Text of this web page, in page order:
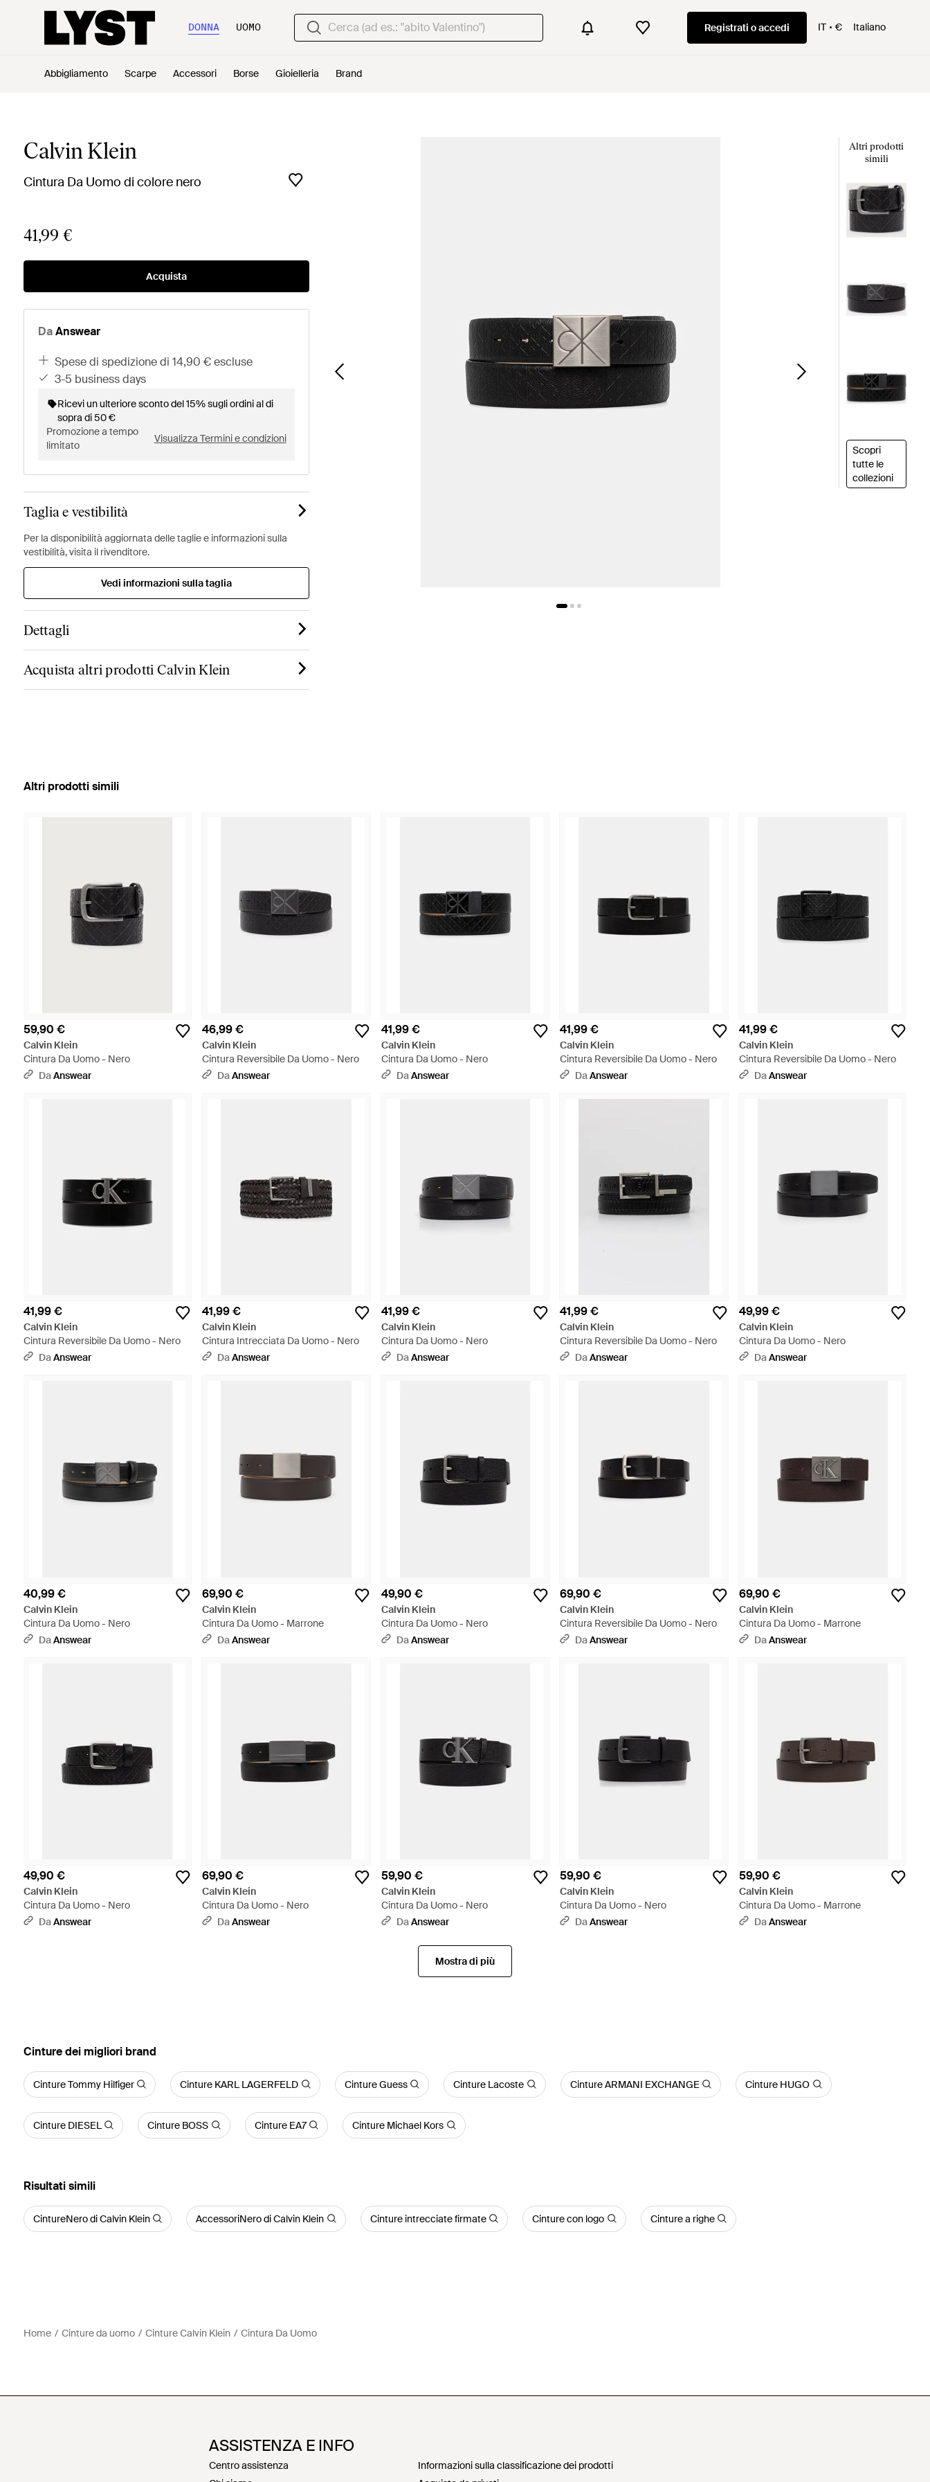
DONNA UOMO Registrati o accedi IT € Italiano
Abbigliamento Scarpe Accessori Borse Gioielleria Brand
Calvin Klein
Cintura Da Uomo di colore nero
41,99 €
Acquista
Da Answear
spese di spedizione di 14,90 € escluse
3-5 business days
Ricevi un ulteriore sconto del 15% sugli ordini al di
sopra di 50 €
Promozione a tempo
limitato
Visualizza Termini e condizioni
Taglia e vestibilità
Per la disponibilità aggiornata delle taglie e informazioni sulla
vestibilità, visita il rivenditore.
Vedi informazioni sulla taglia
Dettagli
Acquista altri prodotti Calvin Klein
Altri prodotti
simili
Scopri
tutte le
collezioni
Altri prodotti simili
59,90 €
Calvin Klein
Cintura Da Uomo - Nero
DaAnswear
46,99 €
Calvin Klein
Cintura Reversibile Da Uomo - Nero
DaAnswear
41,99 €
Calvin Klein
Cintura Da Uomo - Nero
DaAnswear
41,99 €
Calvin Klein
Cintura Reversibile Da Uomo - Nero
DaAnswear
41,99 €
Calvin Klein
Cintura Reversibile Da Uomo - Nero
DaAnswear
41,99 €
Calvin Klein
Cintura Reversibile Da Uomo - Nero
DaAnswear
41,99 €
Calvin Klein
Cintura Intrecciata Da Uomo - Nero
DaAnswear
41,99 €
Calvin Klein
Cintura Da Uomo - Nero
DaAnswear
41,99 €
Calvin Klein
Cintura Reversibile Da Uomo - Nero
DaAnswear
49,99 €
Calvin Klein
Cintura Da Uomo - Nero
DaAnswear
40,99 €
Calvin Klein
Cintura Da Uomo - Nero
DaAnswear
69,90 €
Calvin Klein
Cintura Da Uomo - Marrone
DaAnswear
49,90 €
Calvin Klein
Cintura Da Uomo - Nero
DaAnswear
69,90 €
Calvin Klein
Cintura Reversibile Da Uomo - Nero
DaAnswear
69,90 €
Calvin Klein
Cintura Da Uomo - Marrone
DaAnswear
49,90 €
Calvin Klein
Cintura Da Uomo - Nero
DaAnswear
69,90 €
Calvin Klein
Cintura Da Uomo - Nero
DaAnswear
59,90 €
Calvin Klein
Cintura Da Uomo - Nero
DaAnswear
59,90 €
Calvin Klein
Cintura Da Uomo - Nero
DaAnswear
59,90 €
Calvin Klein
Cintura Da Uomo - Marrone
DaAnswear
Mostra di più
‪Cinture‬ dei migliori brand
Cinture Tommy Hilfiger Cinture KARL LAGERFELD Cinture Guess Cinture Lacoste Cinture ARMANI EXCHANGE Cinture HUGO
Cinture DIESEL Cinture BOSS Cinture EA7 Cinture Michael Kors
Risultati simili
CintureNero di Calvin Klein AccessoriNero di Calvin Klein Cinture intrecciate firmate Cinture con logo Cinture a righe
Home Cinture da uomo Cinture Calvin Klein Cintura Da Uomo
ASSISTENZA E INFO
Centro assistenza
Informazioni sulla classificazione dei prodotti